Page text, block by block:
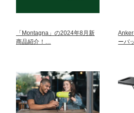
「Montagna」の2024年8月新
商品紹介！…
ーバ